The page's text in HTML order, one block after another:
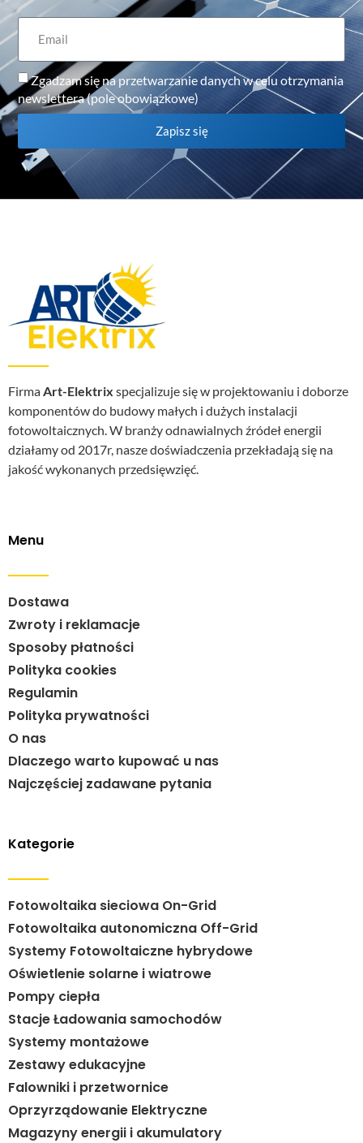
Zgadzam się na przetwarzanie danych w celu otrzymania
newslettera (pole obowiązkowe)
Zapisz się
FirmaArt-Elektrix specjalizuje się w projektowaniu i doborze
komponentów do budowy małych i dużych instalacji
fotowoltaicznych. W branży odnawialnych źródeł energii
działamy od 2017r, nasze doświadczenia przekładają się na
jakość wykonanych przedsięwzięć.
Menu
Dostawa
Zwroty i reklamacje
Sposoby płatności
Polityka cookies
Regulamin
Polityka prywatności
O nas
Dlaczego warto kupować u nas
Najczęściej zadawane pytania
Kategorie
Fotowoltaika sieciowa On-Grid
Fotowoltaika autonomiczna Off-Grid
Systemy Fotowoltaiczne hybrydowe
Oświetlenie solarne i wiatrowe
Pompy ciepła
Stacje Ładowania samochodów
Systemy montażowe
Zestawy edukacyjne
Falowniki i przetwornice
Oprzyrządowanie Elektryczne
Magazyny energii i akumulatory